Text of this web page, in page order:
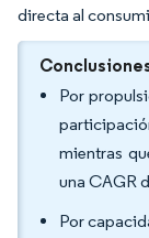
directa al
Por
mientras
una CAGR
Por